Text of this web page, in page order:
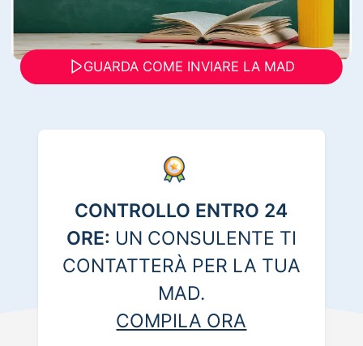
GUARDA COME INVIARE LA MAD
CONTROLLO ENTRO 24
ORE: UN CONSULENTE TI
CONTATTERÀ PER LA TUA
MAD.
COMPILA ORA